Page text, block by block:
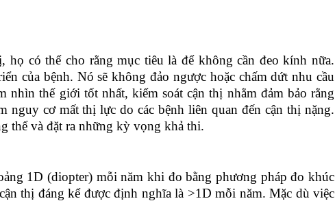
họ có thể cho rằng mục tiêu là để không cần đeo kính nữa.
của bệnh. Nó sẽ không đảo ngược hoặc chấm dứt nhu cầu
thế giới tốt nhất, kiểm soát cận thị nhằm đảm bảo rằng
nguy cơ mất thị lực do các bệnh liên quan đến cận thị nặng.
thể và đặt ra những kỳ vọng khả thi.
1D (diopter) mỗi năm khi đo bằng phương pháp đo khúc
thị đáng kể được định nghĩa là >1D mỗi năm. Mặc dù việc